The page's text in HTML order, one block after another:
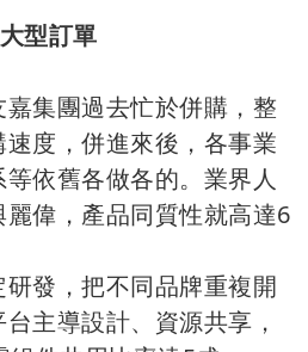
型訂單
集團過去忙於併購，整
度，併進來後，各事業
依舊各做各的。業界人
偉，產品同質性就高達6
發，把不同品牌重複開
主導設計、資源共享，